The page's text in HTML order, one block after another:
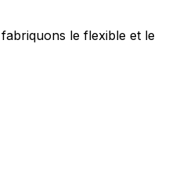
le flexible et le